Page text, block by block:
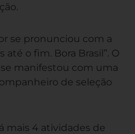
se pronunciou com a
o fim. Bora Brasil”. O
manifestou com uma
de seleção
mais 4 atividades de